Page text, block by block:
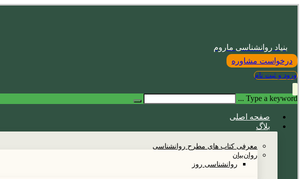
بنیاد روانشناسی ماروم
درخواست مشاوره
ورود و ثبت نام
Type a keyword ...
صفحه اصلی
بلاگ
معرفی کتاب های مطرح روانشناسی
روان‌بیان
روانشناسی روز